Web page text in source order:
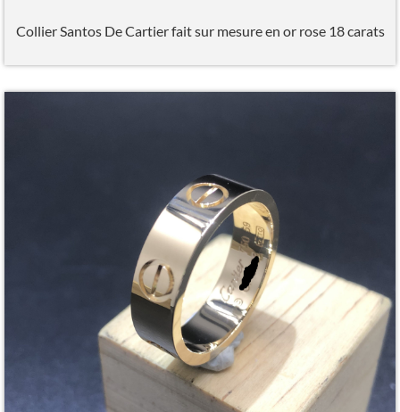
Collier Santos De Cartier fait sur mesure en or rose 18 carats